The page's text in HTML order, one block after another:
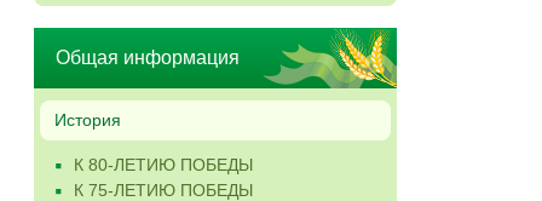
Общая информация
История
К 80-ЛЕТИЮ ПОБЕДЫ
К 75-ЛЕТИЮ ПОБЕДЫ